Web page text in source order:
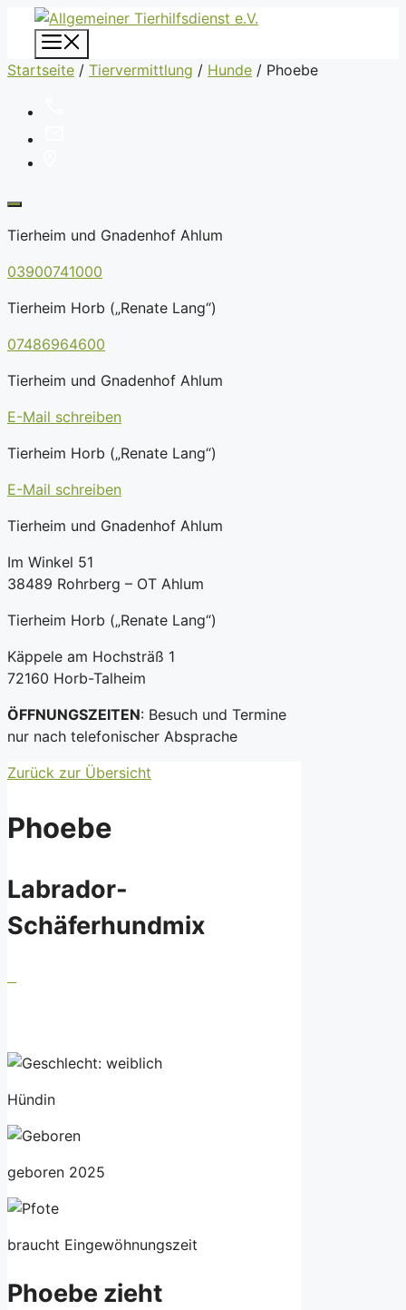
Zum
Inhalt
springen
Startseite / Tiervermittlung / Hunde / Phoebe
Tierheim und Gnadenhof Ahlum
03900741000
Tierheim Horb („Renate Lang“)
07486964600
Tierheim und Gnadenhof Ahlum
E-Mail schreiben
Tierheim Horb („Renate Lang“)
E-Mail schreiben
Tierheim und Gnadenhof Ahlum
Im Winkel 51
38489 Rohrberg – OT Ahlum
Tierheim Horb („Renate Lang“)
Käppele am Hochsträß 1
72160 Horb-Talheim
ÖFFNUNGSZEITEN: Besuch und Termine
nur nach telefonischer Absprache
Zurück zur Übersicht
Phoebe
Labrador-
Schäferhundmix
Hündin
geboren 2025
braucht Eingewöhnungszeit
Phoebe zieht